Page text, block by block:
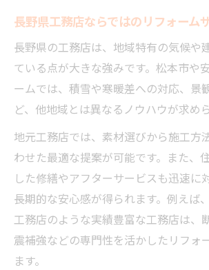
寒冷地特有のリフォーム優
例
暮らしやすさを重視した選び方の
例
リフォームに強い工務店選び
い
リフォームで重視すべき暮
準
長野県工務店ならではのリフォーム
長野県の工務店は、地域特有の気候や
ている点が大きな強みです。松本市や
ームでは、積雪や寒暖差への対応、景
ど、他地域とは異なるノウハウが求め
地元工務店では、素材選びから施工方
わせた最適な提案が可能です。また、
した修繕やアフターサービスも迅速に
長期的な安心感が得られます。例えば
工務店のような実績豊富な工務店は、
震補強などの専門性を活かしたリフォ
ます。